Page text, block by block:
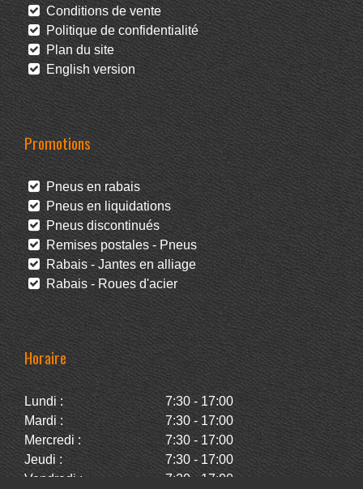
Conditions de vente
Politique de confidentialité
Plan du site
English version
Promotions
Pneus en rabais
Pneus en liquidations
Pneus discontinués
Remises postales - Pneus
Rabais - Jantes en alliage
Rabais - Roues d'acier
Horaire
Lundi :
7:30 - 17:00
Mardi :
7:30 - 17:00
Mercredi :
7:30 - 17:00
Jeudi :
7:30 - 17:00
Vendredi :
7:30 - 17:00